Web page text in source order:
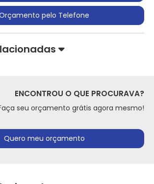
pelo Telefone
ENCONTROU O QUE PROCURAVA?
seu orçamento grátis agora mesmo!
Quero meu orçamento